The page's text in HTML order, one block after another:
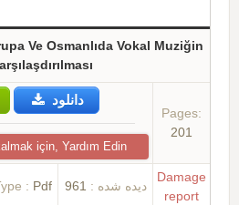
Ve Osmanlıda Vokal Muziğin
دانلود
için, Yardım Edin
Pages:
201
: Pdf دیده شده : 961
Damage
report